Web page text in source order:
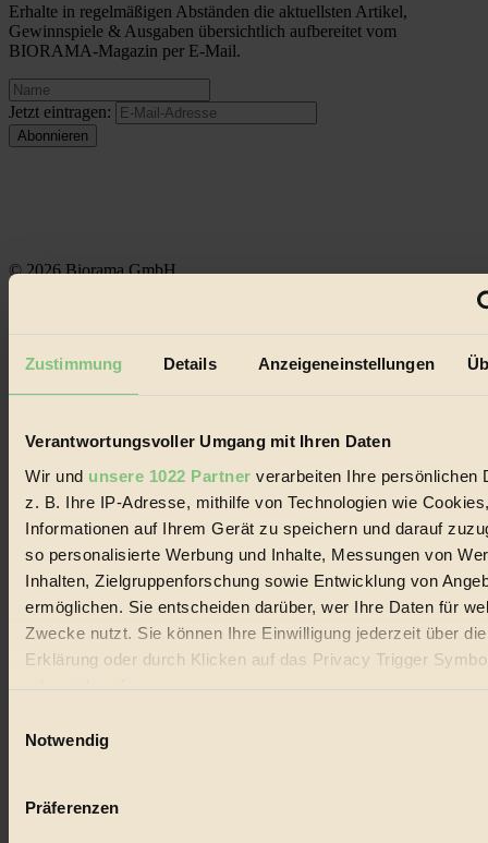
Zustimmung Details Anzeigeneinstellungen
Verantwortungsvoller Umgang mit Ihren Daten
Wir und unsere 1022 Partner verarbeiten Ihre persönlichen
z. B. Ihre IP-Adresse, mithilfe von Technologien wie
Informationen auf Ihrem Gerät zu speichern und darauf
so personalisierte Werbung und Inhalte, Messungen von
Inhalten, Zielgruppenforschung sowie Entwicklung von
ermöglichen. Sie entscheiden darüber, wer Ihre Daten für
Zwecke nutzt. Sie können Ihre Einwilligung jederzeit über
Erklärung oder durch Klicken auf das Privacy Trigger
oder widerrufen
Wenn Sie es erlauben, würden wir auch gerne:
Ihr Gerät durch aktives Scannen nach bestimmten
Notwendig
Präferenzen
Erhalte in regelmäßigen Abständen die aktuellsten Artikel,
Gewinnspiele & Ausgaben übersichtlich aufbereitet vom
BIORAMA-Magazin per E-Mail.
Jetzt eintragen:
© 2026 Biorama GmbH
Handels mit Bioprodukten, des Fair-Trade sowie der Branche
Social Media
22.601 Fans auf Facebook
3.415 Follower auf Twitter
Folge uns auf Instagram
Themen
Bio
Vegan